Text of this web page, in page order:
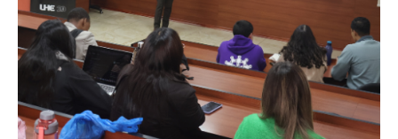
Enviado por